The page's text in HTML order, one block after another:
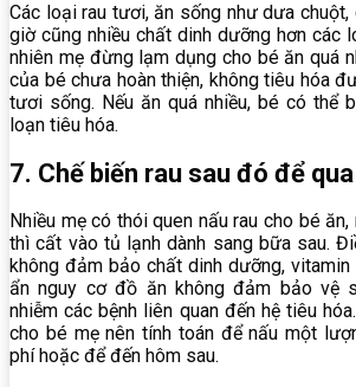
Các loại rau tươi, ăn sống như dưa chuột,
giờ cũng nhiều chất dinh dưỡng hơn các
nhiên mẹ đừng lạm dụng cho bé ăn quá
của bé chưa hoàn thiện, không tiêu hóa
tươi sống. Nếu ăn quá nhiều, bé có thể
loạn tiêu hóa.
7. Chế biến rau sau đó để
Nhiều mẹ có thói quen nấu rau cho bé
thì cất vào tủ lạnh dành sang bữa sau.
không đảm bảo chất dinh dưỡng,
ẩn nguy cơ đồ ăn không đảm bảo vệ
nhiễm các bệnh liên quan đến hệ tiêu
cho bé mẹ nên tính toán để nấu một
phí hoặc để đến hôm sau.